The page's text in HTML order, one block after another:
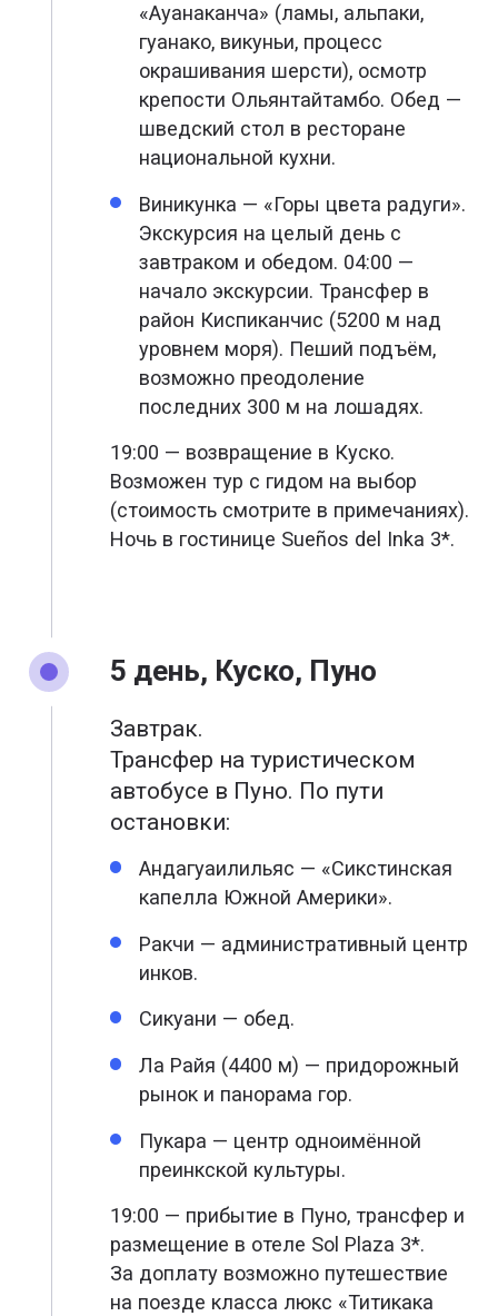
«Ауанаканча» (ламы, альпаки,
гуанако, викуньи, процесс
окрашивания шерсти), осмотр
крепости Ольянтайтамбо. Обед —
шведский стол в ресторане
национальной кухни.
Виникунка — «Горы цвета радуги».
Экскурсия на целый день с
завтраком и обедом. 04:00 —
начало экскурсии. Трансфер в
район Киспиканчис (5200 м над
уровнем моря). Пеший подъём,
возможно преодоление
последних 300 м на лошадях.
19:00 — возвращение в Куско.
Возможен тур с гидом на выбор
(стоимость смотрите в примечаниях).
Ночь в гостинице Sueños del Inka 3*.
5 день, Куско, Пуно
Завтрак.
Трансфер на туристическом
автобусе в Пуно. По пути
остановки:
Андагуаилильяс — «Сикстинская
капелла Южной Америки».
Ракчи — административный центр
инков.
Сикуани — обед.
Ла Райя (4400 м) — придорожный
рынок и панорама гор.
Пукара — центр одноимённой
преинкской культуры.
19:00 — прибытие в Пуно, трансфер и
размещение в отеле Sol Plaza 3*.
За доплату возможно путешествие
на поезде класса люкс «Титикака